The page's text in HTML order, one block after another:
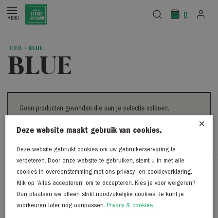
0
HOME › BLUE
BLUE
Geen producten gevonden die aan je selectie voldoen.
Westerkaai 48
8281 BG Genemuiden
038 - 38 55 930
×
Deze website maakt gebruik van cookies.
Deze website gebruikt cookies om uw gebruikerservaring te
verbeteren. Door onze website te gebruiken, stemt u in met alle
cookies in overeenstemming met ons privacy- en cookieverklaring.
Klik op 'Alles accepteren' om te accepteren. Kies je voor weigeren?
Dan plaatsen we alleen strikt noodzakelijke cookies. Je kunt je
voorkeuren later nog aanpassen. Privacy & cookies